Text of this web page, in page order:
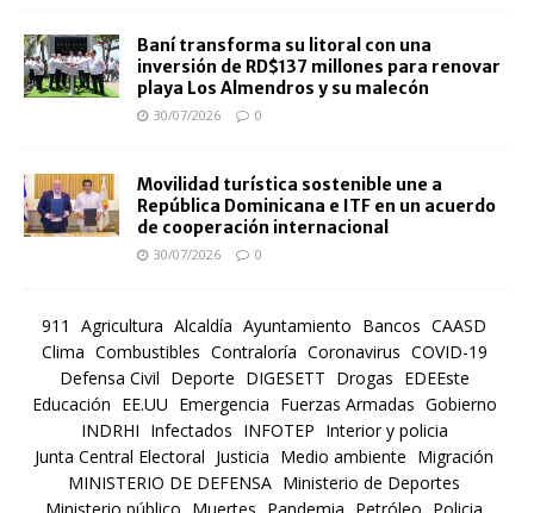
Baní transforma su litoral con una
inversión de RD$137 millones para renovar
playa Los Almendros y su malecón
30/07/2026 0
Movilidad turística sostenible une a
República Dominicana e ITF en un acuerdo
de cooperación internacional
30/07/2026 0
911 Agricultura Alcaldía Ayuntamiento Bancos CAASD
Clima Combustibles Contraloría Coronavirus COVID-19
Defensa Civil Deporte DIGESETT Drogas EDEEste
Educación EE.UU Emergencia Fuerzas Armadas Gobierno
INDRHI Infectados INFOTEP Interior y policia
Junta Central Electoral Justicia Medio ambiente Migración
MINISTERIO DE DEFENSA Ministerio de Deportes
Ministerio público Muertes Pandemia Petróleo Policia